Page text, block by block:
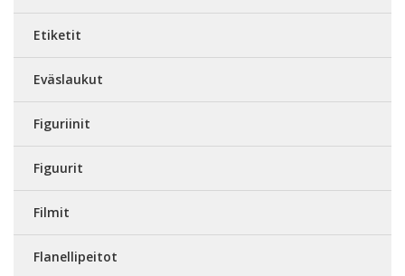
Etiketit
Eväslaukut
Figuriinit
Figuurit
Filmit
Flanellipeitot